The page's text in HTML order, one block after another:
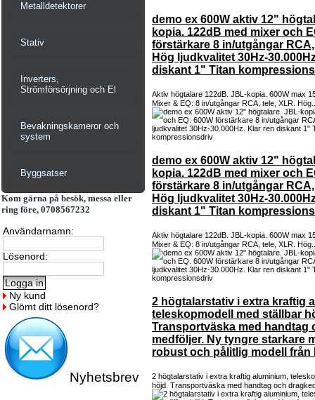
Metalldetektorer
Stativ
Inverters,
Strömförsörjning och El
Bevakningskameror och
system
Byggsatser
Kom gärna på besök, messa eller
ring före, 0708567232
Användarnamn:
Lösenord:
Ny kund
Glömt ditt lösenord?
Nyhetsbrev
demo ex 600W aktiv 12"
kopia. 122dB med mixer och
förstärkare 8 in/utgångar
Hög ljudkvalitet 30Hz-
diskant 1" Titan
Aktiv högtalare 122dB. JBL-kopia. 600W max
Mixer & EQ: 8 in/utgångar RCA, tele, XLR.
demo ex 600W aktiv 12"
kopia. 122dB med mixer och
förstärkare 8 in/utgångar
Hög ljudkvalitet 30Hz-
diskant 1" Titan
Aktiv högtalare 122dB. JBL-kopia. 600W max
Mixer & EQ: 8 in/utgångar RCA, tele, XLR.
2 högtalarstativ i extra kraftig
teleskopmodell med ställbar
Transportväska med handtag
medföljer. Ny tyngre starkare
robust och pålitlig modell från
2 högtalarstativ i extra kraftig aluminium,
höjd. Transportväska med handtag och